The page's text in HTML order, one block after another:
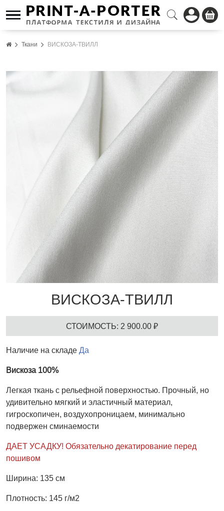
Ткани ВИСКОЗА-ТВИЛЛ
ВИСКОЗА-ТВИЛЛ
СТОИМОСТЬ: 2 900.00 ₽
Наличие на складе Да
Вискоза 100%
Легкая ткань с рельефной поверхностью. Прочный, но
удивительно мягкий и эластичный материал,
гигроскопичен, воздухопроницаем, минимально
подвержен сминаемости
ДАЕТ УСАДКУ! Обязательно декатирование перед
пошивом
Ширина: 135 см
Плотность: 145 г/м2